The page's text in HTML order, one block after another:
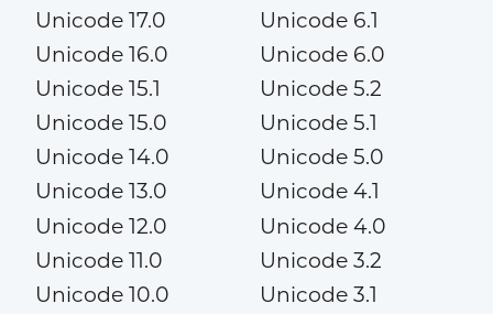
Unicode 17.0
Unicode 16.0
Unicode 15.1
Unicode 15.0
Unicode 14.0
Unicode 13.0
Unicode 12.0
Unicode 11.0
Unicode 10.0
Unicode 6.1
Unicode 6.0
Unicode 5.2
Unicode 5.1
Unicode 5.0
Unicode 4.1
Unicode 4.0
Unicode 3.2
Unicode 3.1